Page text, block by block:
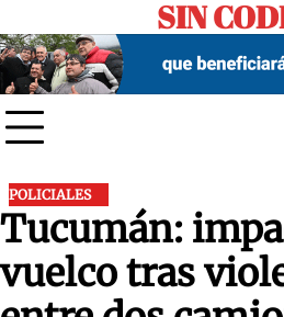
to
content
SIN
POLICIALES
Tucumán:
vuelco tras